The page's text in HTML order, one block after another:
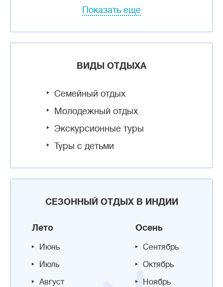
Показать еще
ВИДЫ ОТДЫХА
Семейный отдых
Молодежный отдых
Экскурсионные туры
Туры с детьми
СЕЗОННЫЙ ОТДЫХ В ИНДИИ
Лето
Июнь
Июль
Август
Осень
Сентябрь
Октябрь
Ноябрь